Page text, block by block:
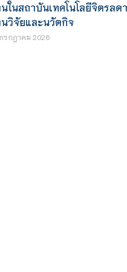
นในสถาบันเทคโนโลยีจิตรลด
นวิจัยและนวัตกิจ
รกฎาคม 2026